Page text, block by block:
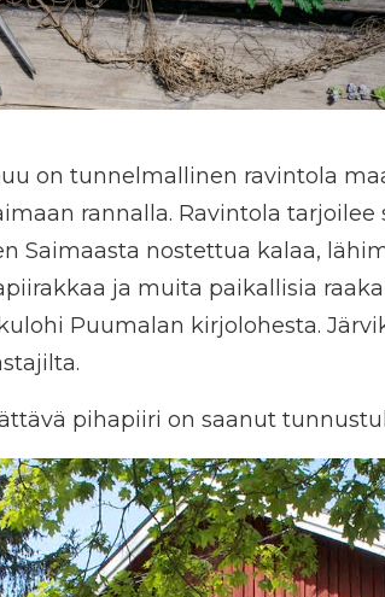
on tunnelmallinen ravintola
rannalla. Ravintola
Saimaasta nostettua kalaa,
ja muita paikallisia
Puumalan kirjolohesta.
pihapiiri on saanut